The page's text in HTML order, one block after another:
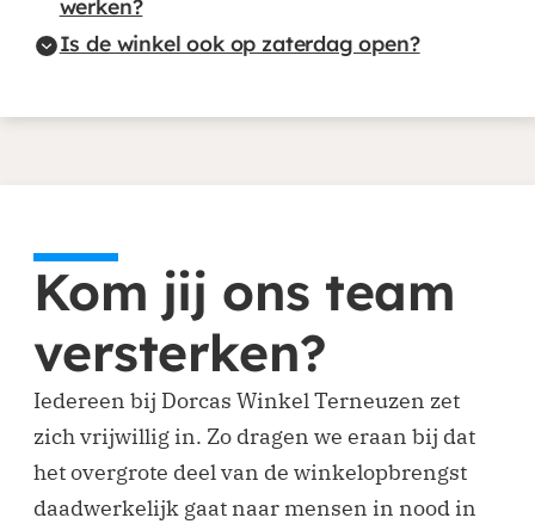
werken?
Is de winkel ook op zaterdag open?
Kom jij ons team
versterken?
Iedereen bij Dorcas Winkel Terneuzen zet
zich vrijwillig in. Zo dragen we eraan bij dat
het overgrote deel van de winkelopbrengst
daadwerkelijk gaat naar mensen in nood in